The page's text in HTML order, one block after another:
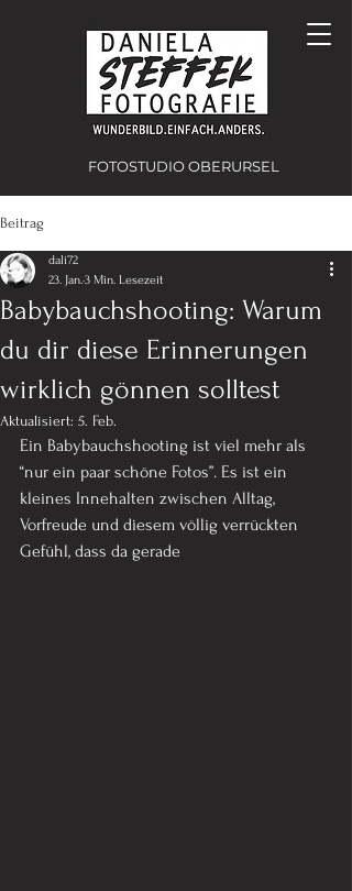
FOTOSTUDIO OBERURSEL
Beitrag
Babybauchshooting: Warum
du dir diese Erinnerungen
wirklich gönnen solltest
dali72
23. Jan.3 Min. Lesezeit
Aktualisiert: 5. Feb.
Ein Babybauchshooting ist viel mehr als
“nur ein paar schöne Fotos”. Es ist ein
kleines Innehalten zwischen Alltag,
Vorfreude und diesem völlig verrückten
Gefühl, dass da gerade